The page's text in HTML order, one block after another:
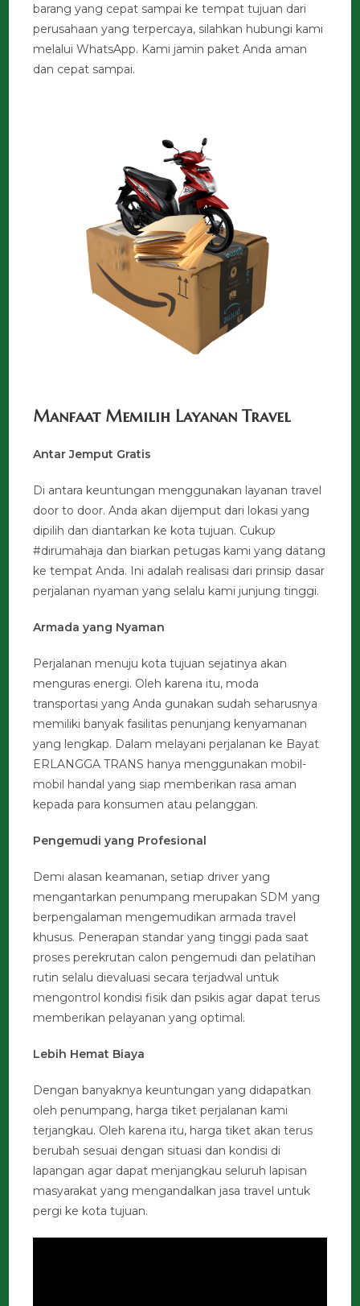
barang yang cepat sampai ke tempat tujuan dari
perusahaan yang terpercaya, silahkan hubungi kami
melalui WhatsApp. Kami jamin paket Anda aman
dan cepat sampai.
Manfaat Memilih Layanan Travel
Antar Jemput Gratis
Di antara keuntungan menggunakan layanan travel
door to door. Anda akan dijemput dari lokasi yang
dipilih dan diantarkan ke kota tujuan. Cukup
#dirumahaja dan biarkan petugas kami yang datang
ke tempat Anda. Ini adalah realisasi dari prinsip dasar
perjalanan nyaman yang selalu kami junjung tinggi.
Armada yang Nyaman
Perjalanan menuju kota tujuan sejatinya akan
menguras energi. Oleh karena itu, moda
transportasi yang Anda gunakan sudah seharusnya
memiliki banyak fasilitas penunjang kenyamanan
yang lengkap. Dalam melayani perjalanan ke Bayat
ERLANGGA TRANS hanya menggunakan mobil-
mobil handal yang siap memberikan rasa aman
kepada para konsumen atau pelanggan.
Pengemudi yang Profesional
Demi alasan keamanan, setiap driver yang
mengantarkan penumpang merupakan SDM yang
berpengalaman mengemudikan armada travel
khusus. Penerapan standar yang tinggi pada saat
proses perekrutan calon pengemudi dan pelatihan
rutin selalu dievaluasi secara terjadwal untuk
mengontrol kondisi fisik dan psikis agar dapat terus
memberikan pelayanan yang optimal.
Lebih Hemat Biaya
Dengan banyaknya keuntungan yang didapatkan
oleh penumpang, harga tiket perjalanan kami
terjangkau. Oleh karena itu, harga tiket akan terus
berubah sesuai dengan situasi dan kondisi di
lapangan agar dapat menjangkau seluruh lapisan
masyarakat yang mengandalkan jasa travel untuk
pergi ke kota tujuan.